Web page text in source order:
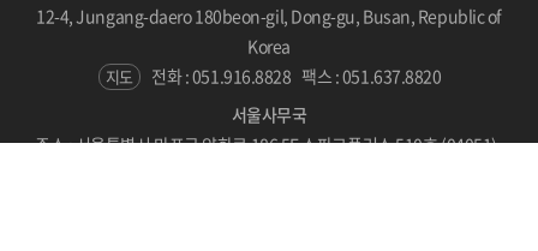
12-4, Jungang-daero 180beon-gil, Dong-gu, Busan, Republic of
Korea
지도 전화 : 051.916.8828 팩스 : 051.637.8820
서울사무국
주소 : 서울특별시 마포구 양화로 186 5F 스파크플러스 510호 (04051)